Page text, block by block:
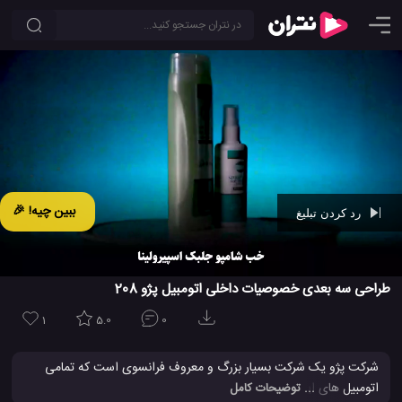
ببین چیه! 🎉
طراحی سه بعدی خصوصیات داخلی اتومبیل پژو 208
1 5.0 0
شرکت پژو یک شرکت بسیار بزرگ و معروف فرانسوی است که تمامی
اتومبیل های این شرکت بیشتر با یک عدد نام گذاری شده اند. این شرکت
... توضیحات کامل